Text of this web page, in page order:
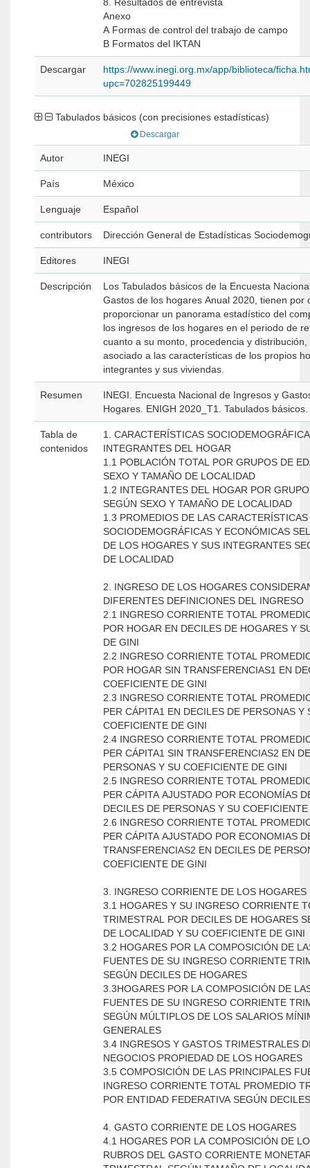
Anexo
A Formas de control del trabajo de campo
B Formatos del IKTAN
Descargar
https://www.inegi.org.mx/app/biblioteca/
upc=702825199449
Tabulados básicos (con precisiones estadísticas)
Descargar
Autor INEGI
País México
Lenguaje Español
contributors Dirección General de Estadísticas
Editores INEGI
Descripción
Los Tabulados básicos de la Encuesta
Gastos de los hogares Anual 2020, tienen por
proporcionar un panorama estadístico del
los ingresos de los hogares en el periodo de
cuanto a su monto, procedencia y distribución,
asociado a las características de los propios
integrantes y sus viviendas.
Resumen
INEGI. Encuesta Nacional de Ingresos y
Hogares. ENIGH 2020_T1. Tabulados
Tabla de
contenidos
1. CARACTERÍSTICAS
INTEGRANTES DEL HOGAR
1.1 POBLACIÓN TOTAL POR GRUPOS DE
SEXO Y TAMAÑO DE LOCALIDAD
1.2 INTEGRANTES DEL HOGAR POR
SEGÚN SEXO Y TAMAÑO DE LOCALIDAD
1.3 PROMEDIOS DE LAS CARACTERÍSTICAS
SOCIODEMOGRÁFICAS Y ECONÓMICAS
DE LOS HOGARES Y SUS INTEGRANTES
DE LOCALIDAD
2. INGRESO DE LOS HOGARES
DIFERENTES DEFINICIONES DEL INGRESO
2.1 INGRESO CORRIENTE TOTAL
POR HOGAR EN DECILES DE HOGARES Y
DE GINI
2.2 INGRESO CORRIENTE TOTAL
POR HOGAR SIN TRANSFERENCIAS1 EN
COEFICIENTE DE GINI
2.3 INGRESO CORRIENTE TOTAL
PER CÁPITA1 EN DECILES DE PERSONAS Y
COEFICIENTE DE GINI
2.4 INGRESO CORRIENTE TOTAL
PER CÁPITA1 SIN TRANSFERENCIAS2 EN
PERSONAS Y SU COEFICIENTE DE GINI
2.5 INGRESO CORRIENTE TOTAL
PER CÁPITA AJUSTADO POR ECONOMÍAS
DECILES DE PERSONAS Y SU
2.6 INGRESO CORRIENTE TOTAL
PER CÁPITA AJUSTADO POR ECONOMIAS
TRANSFERENCIAS2 EN DECILES DE
COEFICIENTE DE GINI
3. INGRESO CORRIENTE DE LOS HOGARES
3.1 HOGARES Y SU INGRESO CORRIENTE
TRIMESTRAL POR DECILES DE HOGARES
DE LOCALIDAD Y SU COEFICIENTE DE GINI
3.2 HOGARES POR LA COMPOSICIÓN DE
FUENTES DE SU INGRESO CORRIENTE
SEGÚN DECILES DE HOGARES
3.3HOGARES POR LA COMPOSICIÓN DE
FUENTES DE SU INGRESO CORRIENTE
SEGÚN MÚLTIPLOS DE LOS SALARIOS
GENERALES
3.4 INGRESOS Y GASTOS TRIMESTRALES
NEGOCIOS PROPIEDAD DE LOS HOGARES
3.5 COMPOSICIÓN DE LAS PRINCIPALES
INGRESO CORRIENTE TOTAL PROMEDIO
POR ENTIDAD FEDERATIVA SEGÚN
4. GASTO CORRIENTE DE LOS HOGARES
4.1 HOGARES POR LA COMPOSICIÓN DE
RUBROS DEL GASTO CORRIENTE